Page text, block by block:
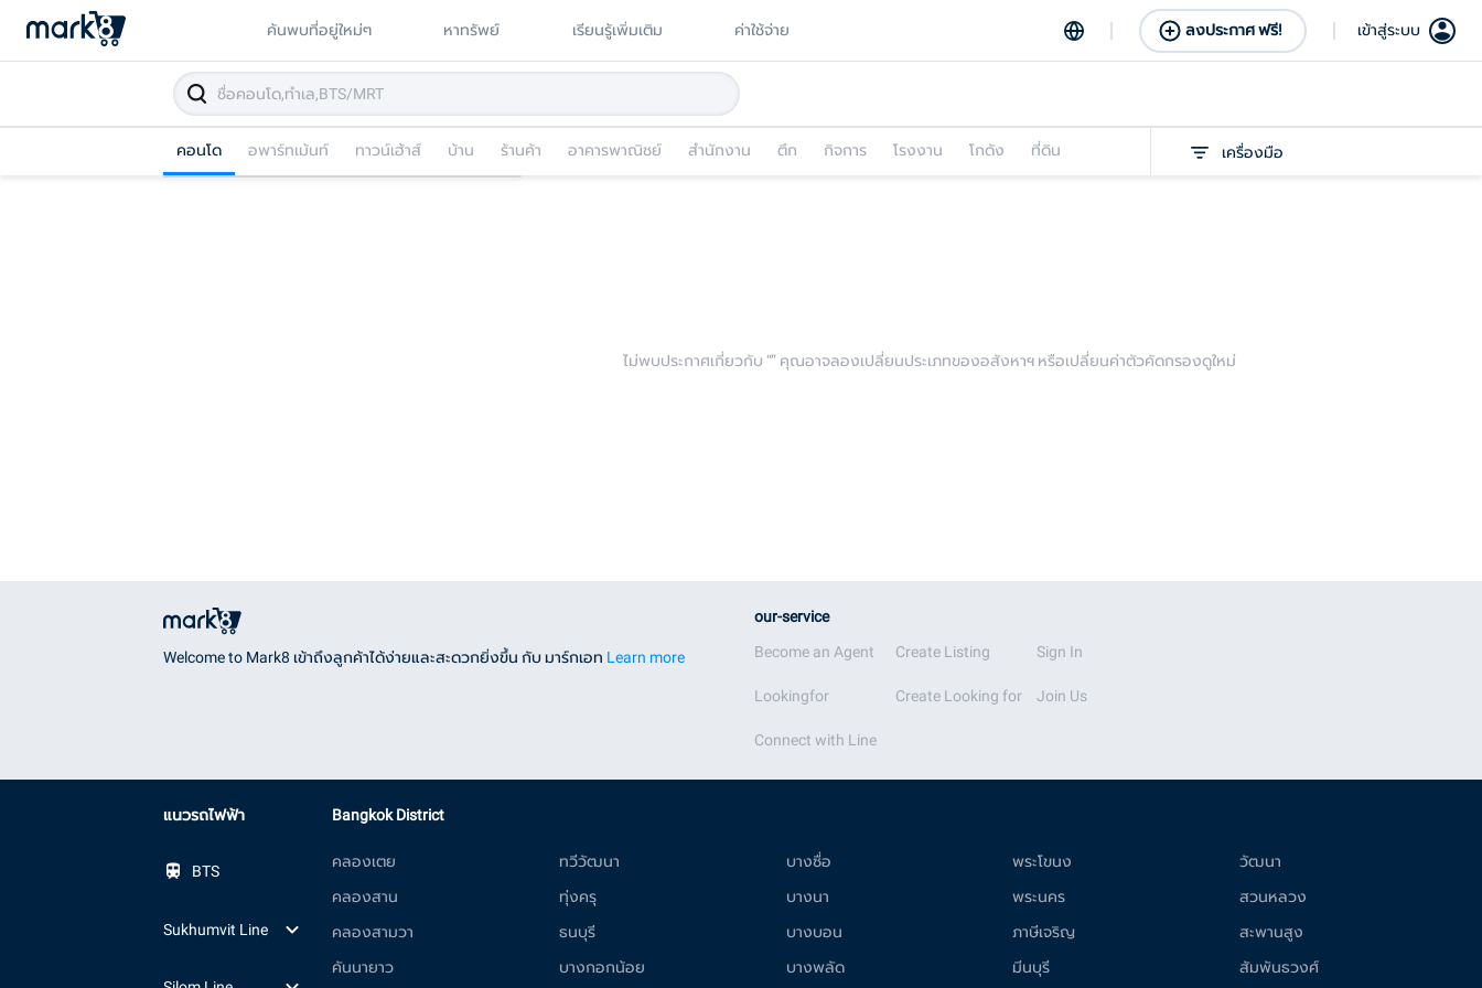
ค้นพบที่อยู่ใหม่ๆ หาทรัพย์ เรียนรู้เพิ่มเติม ค่าใช้จ่าย ลงประกาศ ฟรี! เข้าสู่ระบบ
คอนโด อพาร์ทเม้นท์ ทาวน์เฮ้าส์ บ้าน ร้านค้า อาคารพาณิชย์ สำนักงาน ตึก กิจการ โรงงาน โกดัง ที่ดิน เครื่องมือ
ไม่พบประกาศเกี่ยวกับ “” คุณอาจลองเปลี่ยนประเภทของอสังหาฯ หรือเปลี่ยนค่าตัวคัดกรองดูใหม่
Welcome to Mark8 เข้าถึงลูกค้าได้ง่ายและสะดวกยิ่งขึ้น กับ มาร์กเอท Learn more
our-service
Become an Agent
Lookingfor
Connect with Line
Create Listing
Create Looking for
Sign In
Join Us
แนวรถไฟฟ้า
BTS
Sukhumvit Line
Bangkok District
คลองเตย
คลองสาน
คลองสามวา
คันนายาว
ทวีวัฒนา
ทุ่งครุ
ธนบุรี
บางกอกน้อย
บางซื่อ
บางนา
บางบอน
บางพลัด
พระโขนง
พระนคร
ภาษีเจริญ
มีนบุรี
วัฒนา
สวนหลวง
สะพานสูง
สัมพันธวงศ์